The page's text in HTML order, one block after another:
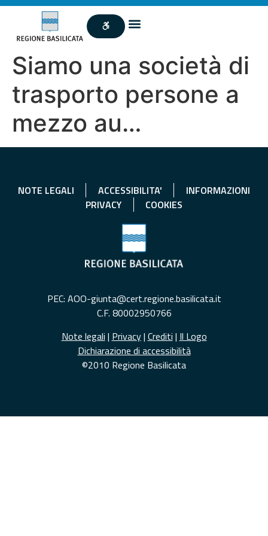
Siamo una società di
trasporto persone a
mezzo au…
NOTE LEGALI ACCESSIBILITA'
INFORMAZIONI
PRIVACY
COOKIES
PEC: AOO-giunta@cert.regione.basilicata.it
C.F. 80002950766
Note legali | Privacy| Crediti | Il Logo
Dichiarazione di accessibilità
©2010 Regione Basilicata